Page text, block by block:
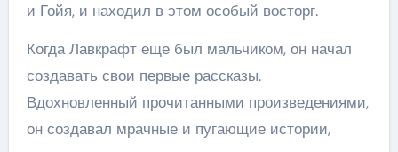
и Гойя, и находил в этом особый восторг.
Когда Лавкрафт еще был мальчиком, он начал
создавать свои первые рассказы.
Вдохновленный прочитанными произведениями,
он создавал мрачные и пугающие истории,